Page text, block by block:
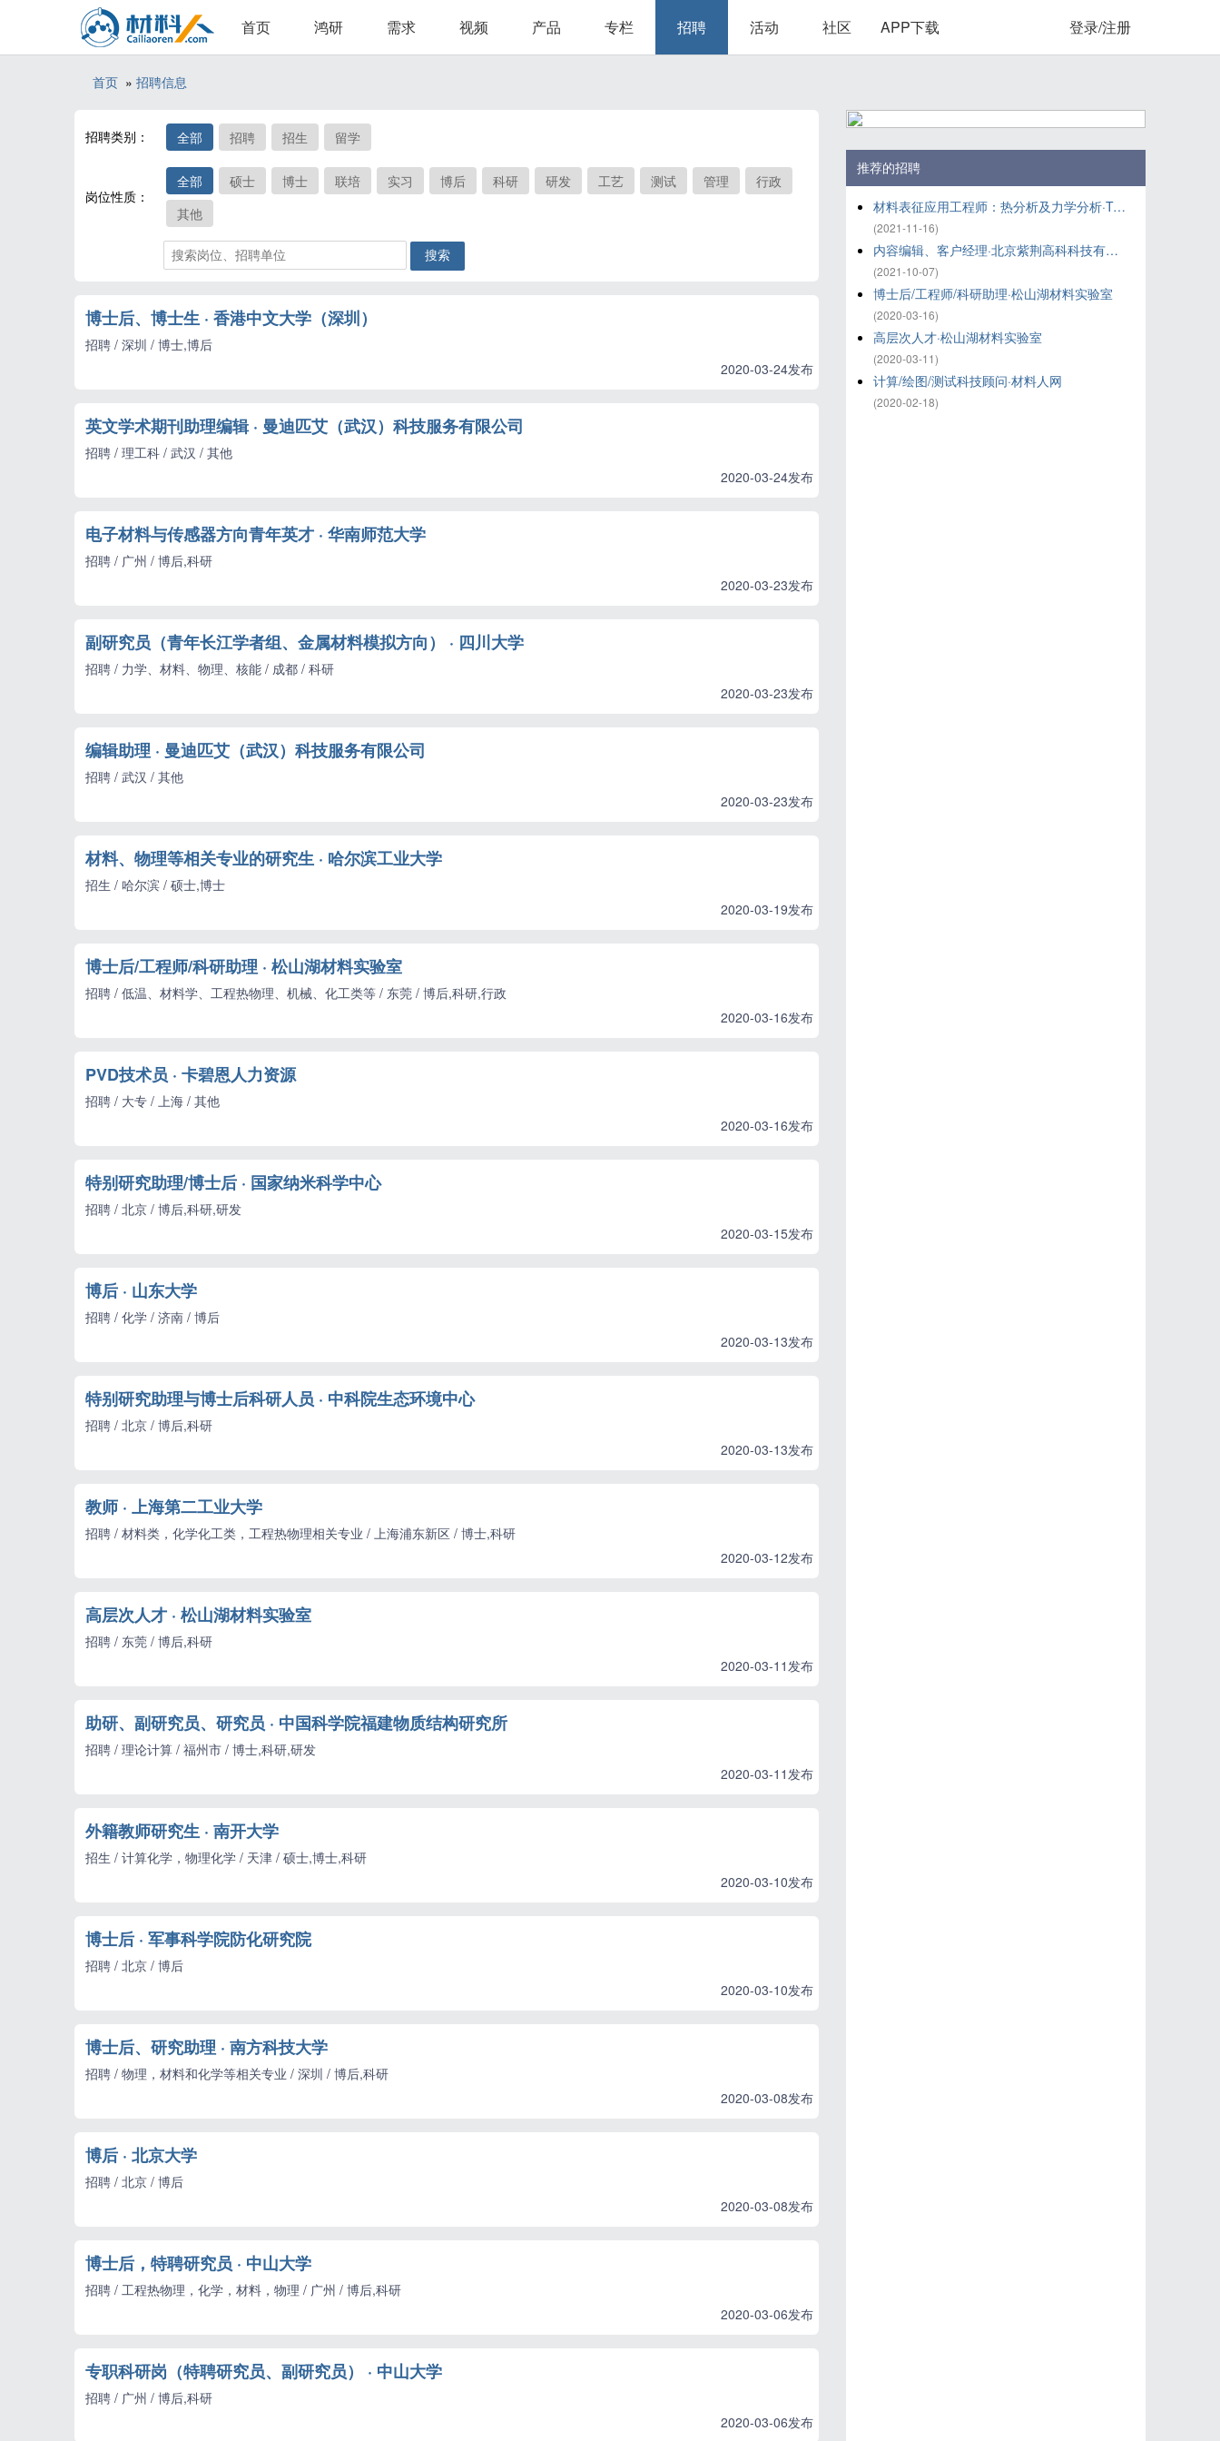
首页 鸿研 需求 视频 产品 专栏 招聘 活动 社区 APP下载 登录/注册
首页 » 招聘信息
招聘类别： 全部 招聘 招生 留学
岗位性质：
全部 硕士 博士 联培 实习 博后 科研 研发 工艺 测试 管理
行政
其他
博士后、博士生 · 香港中文大学（深圳）
招聘 / 深圳 / 博士,博后
2020-03-24发布
英文学术期刊助理编辑 · 曼迪匹艾（武汉）科技服务有限公司
招聘 / 理工科 / 武汉 / 其他
2020-03-24发布
电子材料与传感器方向青年英才 · 华南师范大学
招聘 / 广州 / 博后,科研
2020-03-23发布
副研究员（青年长江学者组、金属材料模拟方向） · 四川大学
招聘 / 力学、材料、物理、核能 / 成都 / 科研
2020-03-23发布
编辑助理 · 曼迪匹艾（武汉）科技服务有限公司
招聘 / 武汉 / 其他
2020-03-23发布
材料、物理等相关专业的研究生 · 哈尔滨工业大学
招生 / 哈尔滨 / 硕士,博士
2020-03-19发布
博士后/工程师/科研助理 · 松山湖材料实验室
招聘 / 低温、材料学、工程热物理、机械、化工类等 / 东莞 / 博后,科研,行政
2020-03-16发布
PVD技术员 · 卡碧恩人力资源
招聘 / 大专 / 上海 / 其他
2020-03-16发布
特别研究助理/博士后 · 国家纳米科学中心
招聘 / 北京 / 博后,科研,研发
2020-03-15发布
博后 · 山东大学
招聘 / 化学 / 济南 / 博后
2020-03-13发布
特别研究助理与博士后科研人员 · 中科院生态环境中心
招聘 / 北京 / 博后,科研
2020-03-13发布
教师 · 上海第二工业大学
招聘 / 材料类，化学化工类，工程热物理相关专业 / 上海浦东新区 / 博士,科研
2020-03-12发布
高层次人才 · 松山湖材料实验室
招聘 / 东莞 / 博后,科研
2020-03-11发布
助研、副研究员、研究员 · 中国科学院福建物质结构研究所
招聘 / 理论计算 / 福州市 / 博士,科研,研发
2020-03-11发布
外籍教师研究生 · 南开大学
招生 / 计算化学，物理化学 / 天津 / 硕士,博士,科研
2020-03-10发布
博士后 · 军事科学院防化研究院
招聘 / 北京 / 博后
2020-03-10发布
博士后、研究助理 · 南方科技大学
招聘 / 物理，材料和化学等相关专业 / 深圳 / 博后,科研
2020-03-08发布
博后 · 北京大学
招聘 / 北京 / 博后
2020-03-08发布
博士后，特聘研究员 · 中山大学
招聘 / 工程热物理，化学，材料，物理 / 广州 / 博后,科研
2020-03-06发布
专职科研岗（特聘研究员、副研究员） · 中山大学
招聘 / 广州 / 博后,科研
2020-03-06发布
推荐的招聘
材料表征应用工程师：热分析及力学分析·TA仪器-沃特世
(2021-11-16)
内容编辑、客户经理·北京紫荆高科科技有限公司
(2021-10-07)
博士后/工程师/科研助理·松山湖材料实验室
(2020-03-16)
高层次人才·松山湖材料实验室
(2020-03-11)
计算/绘图/测试科技顾问·材料人网
(2020-02-18)